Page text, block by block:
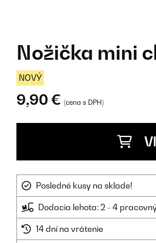
Nožička mini
NOVÝ
9,90 € (cena s DPH)
Posledné kusy na sklade!
Dodacia lehota: 2 - 4
14 dní na vrátenie